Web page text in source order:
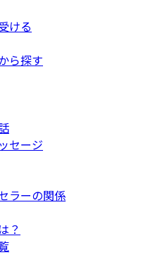
ける
ら探す
セージ
ラーの関係
？